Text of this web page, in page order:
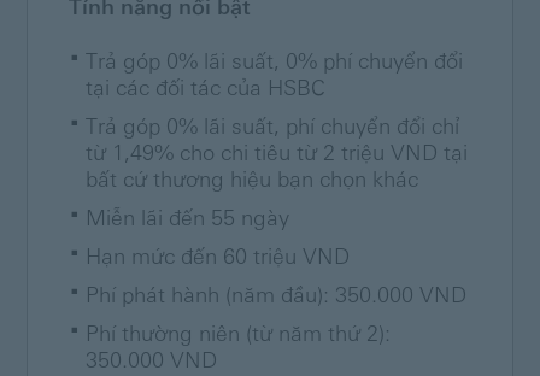
Tính năng nổi bật
Trả góp 0% lãi suất, 0% phí chuyển đổi
tại các đối tác của HSBC
Trả góp 0% lãi suất, phí chuyển đổi chỉ
từ 1,49% cho chi tiêu từ 2 triệu VND tại
bất cứ thương hiệu bạn chọn khác
Miễn lãi đến 55 ngày
Hạn mức đến 60 triệu VND
Phí phát hành (năm đầu): 350.000 VND
Phí thường niên (từ năm thứ 2):
350.000 VND